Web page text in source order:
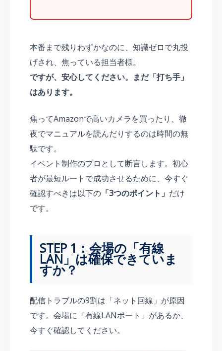
本番まで残りわずかなのに、知識ゼロで丸投
げされ、焦っている担当者様。
ですが、安心してください。まだ「打ち手」
はあります。
焦ってAmazonで高いカメラを買ったり、徹
夜でマニュアルを読んだりするのは時間の無
駄です。
イベント制作のプロとして断言します。初心
者が最短ルートで成功させるために、今すぐ
確認すべきは以下の 「3つのポイント」 だけ
です。
STEP 1：会場の「有線
LAN」は確保できていま
すか？
配信トラブルの9割は「ネット回線」が原因
です。会場に「有線LANポート」があるか、
今すぐ確認してください。